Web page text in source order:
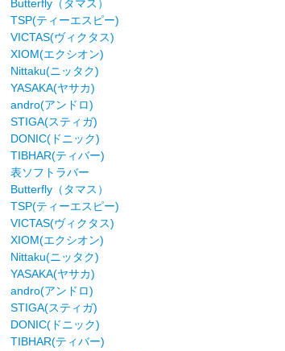
Butterfly（タマス）
TSP(ティーエスピー)
VICTAS(ヴィクタス)
XIOM(エクシオン)
Nittaku(ニッタク)
YASAKA(ヤサカ)
andro(アンドロ)
STIGA(スティガ)
DONIC(ドニック)
TIBHAR(ティバー)
表ソフトラバー
Butterfly（タマス）
TSP(ティーエスピー)
VICTAS(ヴィクタス)
XIOM(エクシオン)
Nittaku(ニッタク)
YASAKA(ヤサカ)
andro(アンドロ)
STIGA(スティガ)
DONIC(ドニック)
TIBHAR(ティバー)